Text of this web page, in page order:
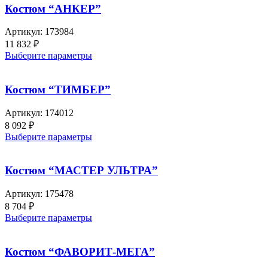
Костюм “АНКЕР”
Артикул: 173984
11 832 ₽
Выберите параметры
Костюм “ТИМБЕР”
Артикул: 174012
8 092 ₽
Выберите параметры
Костюм “МАСТЕР УЛЬТРА”
Артикул: 175478
8 704 ₽
Выберите параметры
Костюм “ФАВОРИТ-МЕГА”